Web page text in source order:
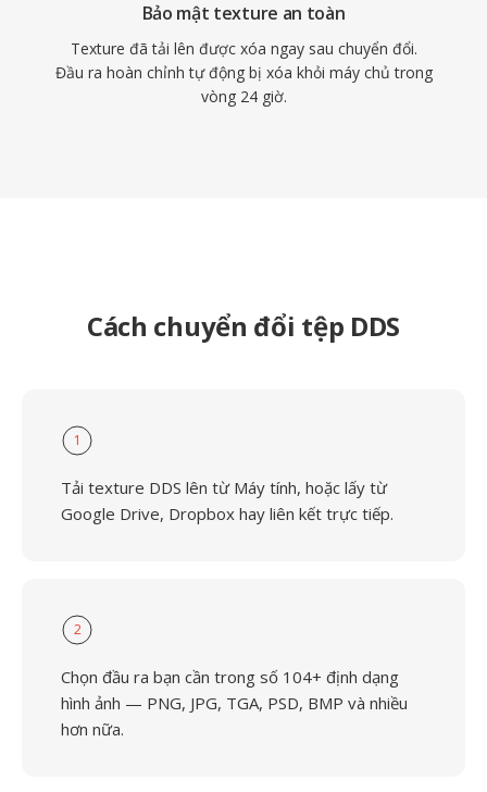
Bảo mật texture an toàn
Texture đã tải lên được xóa ngay sau chuyển đổi.
Đầu ra hoàn chỉnh tự động bị xóa khỏi máy chủ trong
vòng 24 giờ.
Cách chuyển đổi tệp DDS
1
Tải texture DDS lên từ Máy tính, hoặc lấy từ
Google Drive, Dropbox hay liên kết trực tiếp.
2
Chọn đầu ra bạn cần trong số 104+ định dạng
hình ảnh — PNG, JPG, TGA, PSD, BMP và nhiều
hơn nữa.